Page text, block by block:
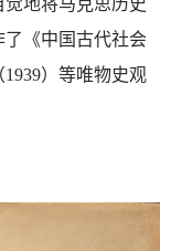
地将马克思历史
了《中国古代社会
）等唯物史观